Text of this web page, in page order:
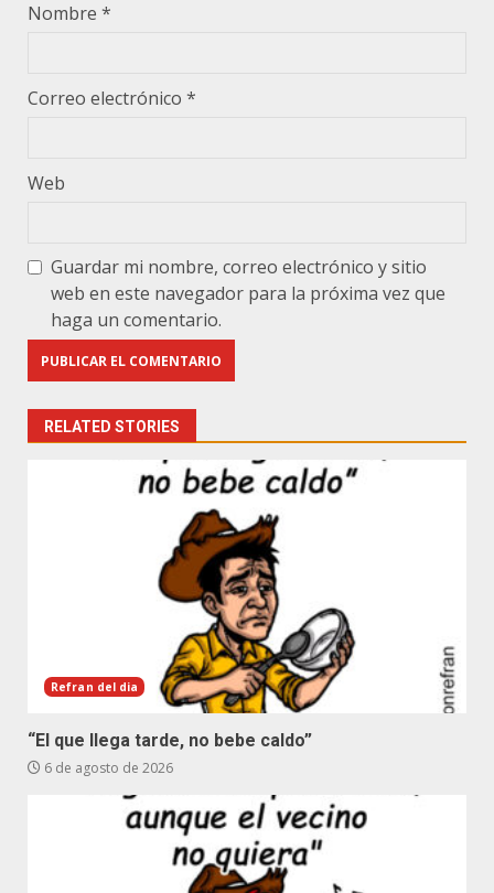
Nombre *
Correo electrónico *
Web
Guardar mi nombre, correo electrónico y sitio
web en este navegador para la próxima vez que
haga un comentario.
RELATED STORIES
Refran del dia
“El que llega tarde, no bebe caldo”
6 de agosto de 2026